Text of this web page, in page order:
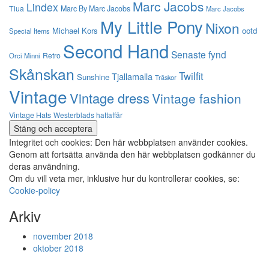
Tiua Lindex Marc By Marc Jacobs Marc Jacobs Marc Jacobs
Special Items Michael Kors My Little PonyNixon ootd
Orci Minni Retro Second Hand Senaste fynd
Skånskan Sunshine Tjallamalla Träskor Twilfit
VintageVintage dressVintage fashion
Vintage Hats Westerblads hattaffär
Integritet och cookies: Den här webbplatsen använder cookies.
Genom att fortsätta använda den här webbplatsen godkänner du
deras användning.
Om du vill veta mer, inklusive hur du kontrollerar cookies, se:
Cookie-policy
Arkiv
november 2018
oktober 2018